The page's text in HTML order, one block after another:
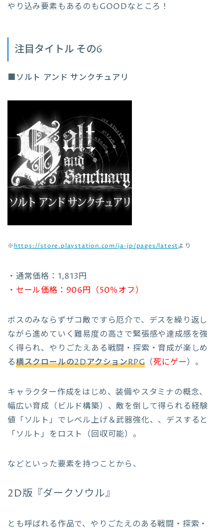
やり込み要素もあるのもGOODなところ！
注目タイトル その6
■ソルト アンド サンクチュアリ
※https://store.playstation.com/ja-jp/pages/latestより
・通常価格：1,813円
・ セール価格：906円（50％オフ）
ボスのみならずザコ敵ですら厄介で、デスを繰り返し
ながら進めていく難易度の高さで緊張感や達成感を強
く得られ、やりごたえある戦闘・探索・育成が楽しめ
る横スクロールの2DアクションRPG （死にゲー）。
キャラクター作成をはじめ、装備やスタミナの概念、
幅広い育成（ビルド構築）、敵を倒して得られる経験
値「ソルト」でレベル上げ＆武器強化、、デスすると
「ソルト」をロスト（回収可能）。
などといった要素を持つことから、
2D版『ダークソウル』
とも呼ばれる作品で、やりごたえのある戦闘・探索・